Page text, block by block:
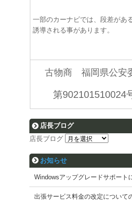
一部のカーナビでは、段差があ
誘導される事があります。
古物商 福岡県公安
第902101510024
店長ブログ
店長ブログ
お知らせ
Windowsアップグレードサポート
出張サービス料金の改定について